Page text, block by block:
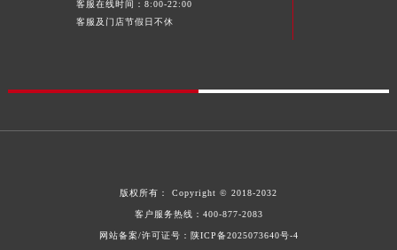
客服在线时间：8:00-22:00
客服及门店节假日不休
版权所有： Copyright © 2018-2032
客户服务热线： 400-877-2083
网站备案/许可证号：陕ICP备2025073640号-4